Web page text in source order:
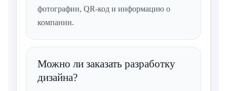
фотографии, QR-код и информацию о
компании.
Можно ли заказать разработку
дизайна?